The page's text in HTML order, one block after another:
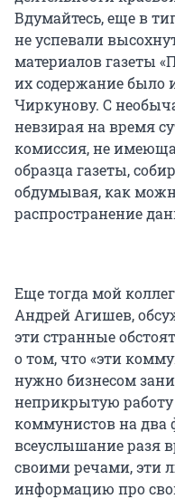
Вдумайтесь, еще в
не успевали
материалов газеты
их содержание было
Чиркунову. С
невзирая на время
комиссия, не
образца газеты,
обдумывая, как
распространение
Еще тогда мой
Андрей Агишев,
эти странные
о том, что «эти
нужно бизнесом
неприкрытую
коммунистов на два
всеуслышание разя
своими речами, эти
информацию про